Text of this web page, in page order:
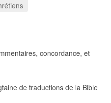
concordance, et
de traductions de la Bible